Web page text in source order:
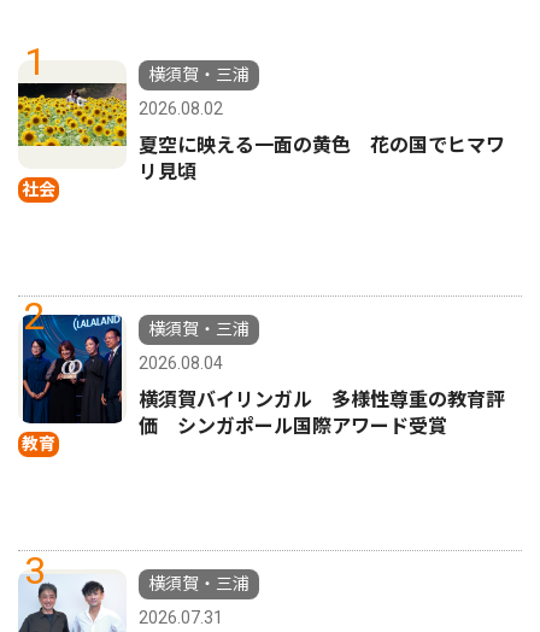
1
社会
横須賀・三浦
2026.08.02
夏空に映える一面の黄色 花の国でヒマワ
リ見頃
2
教育
横須賀・三浦
2026.08.04
横須賀バイリンガル 多様性尊重の教育評
価 シンガポール国際アワード受賞
3
横須賀・三浦
2026.07.31